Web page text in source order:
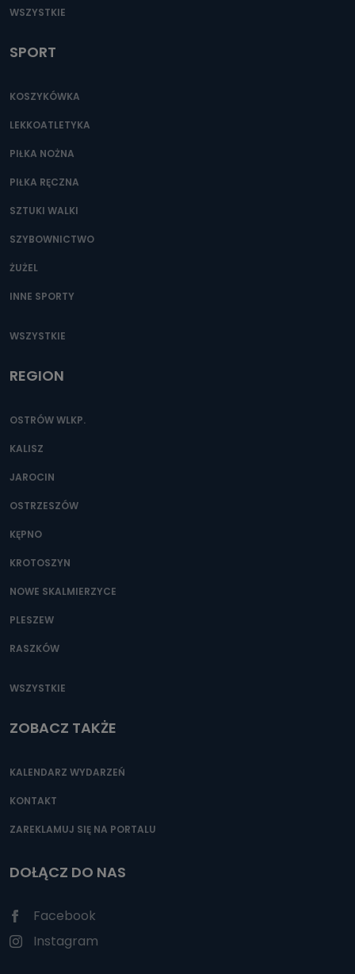
WSZYSTKIE
SPORT
KOSZYKÓWKA
LEKKOATLETYKA
PIŁKA NOŻNA
PIŁKA RĘCZNA
SZTUKI WALKI
SZYBOWNICTWO
ŻUŻEL
INNE SPORTY
WSZYSTKIE
REGION
OSTRÓW WLKP.
KALISZ
JAROCIN
OSTRZESZÓW
KĘPNO
KROTOSZYN
NOWE SKALMIERZYCE
PLESZEW
RASZKÓW
WSZYSTKIE
ZOBACZ TAKŻE
KALENDARZ WYDARZEŃ
KONTAKT
ZAREKLAMUJ SIĘ NA PORTALU
DOŁĄCZ DO NAS
Facebook
Instagram